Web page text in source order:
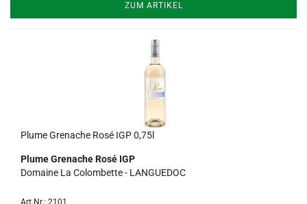
ZUM ARTIKEL
Plume Grenache Rosé IGP 0,75l
Plume Grenache Rosé IGP
Domaine La Colombette - LANGUEDOC
Art.Nr.: 2101